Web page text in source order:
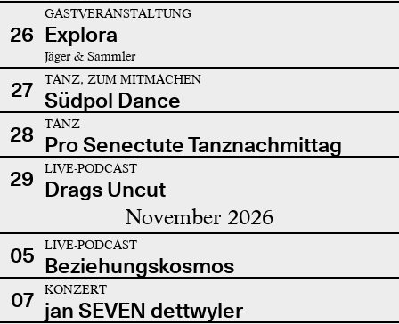
26
GASTVERANSTALTUNG
Explora
Jäger & Sammler
27 TANZ, ZUM MITMACHEN
Südpol Dance
28
TANZ
Pro Senectute Tanznachmittag
29
LIVE-PODCAST
Drags Uncut
November 2026
05 LIVE-PODCAST
Beziehungskosmos
07
KONZERT
jan SEVEN dettwyler